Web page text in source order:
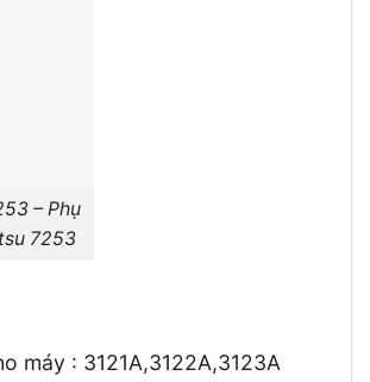
– Phụ
7253
máy : 3121A,3122A,3123A